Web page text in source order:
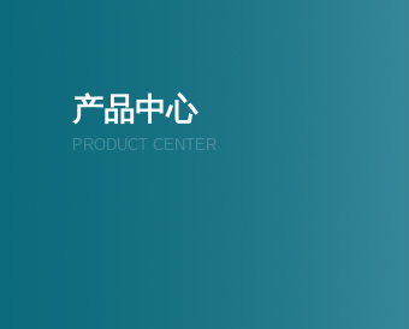
产品中心
PRODUCT CENTER